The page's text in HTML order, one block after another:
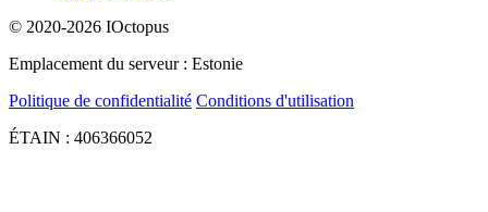
© 2020-2026 IOctopus
Emplacement du serveur : Estonie
Politique de confidentialité Conditions d'utilisation
ÉTAIN : 406366052